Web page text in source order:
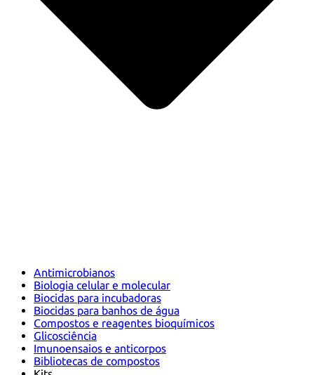
Antimicrobianos
Biologia celular e molecular
Biocidas para incubadoras
Biocidas para banhos de água
Compostos e reagentes bioquímicos
Glicosciência
Imunoensaios e anticorpos
Bibliotecas de compostos